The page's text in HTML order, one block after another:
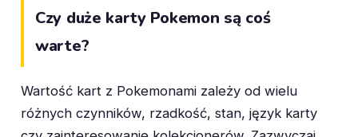
Czy duże karty Pokemon są coś
warte?
Wartość kart z Pokemonami zależy od wielu
różnych czynników, rzadkość, stan, język karty